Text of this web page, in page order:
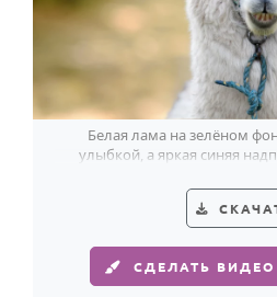
Женщине
Мужчине
Маме
Все родственники
Белая лама на зелёном
улыбкой, а яркая синяя
СДЕЛАТЬ